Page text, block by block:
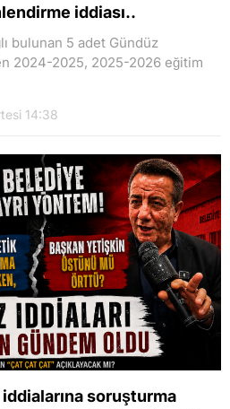
iddiası..
bulunan 5 adet Gündüz
2024-2025, 2025-2026 eğitim
14:38
soruşturma